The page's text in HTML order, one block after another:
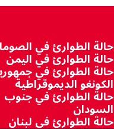
حالة الطوارئ في
حالة الطوارئ في اليمن
حالة الطوارئ في
الكونغو الديموقراطية
حالة الطوارئ في جنوب
السودان
حالة الطوارئ في لبنان